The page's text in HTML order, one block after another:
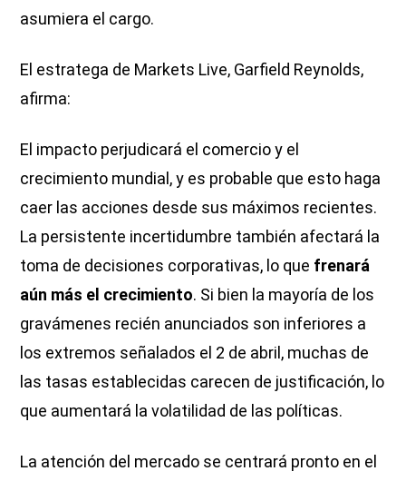
asumiera el cargo.
El estratega de Markets Live, Garfield Reynolds,
afirma:
El impacto perjudicará el comercio y el
crecimiento mundial, y es probable que esto haga
caer las acciones desde sus máximos recientes.
La persistente incertidumbre también afectará la
toma de decisiones corporativas, lo que frenará
aún más el crecimiento. Si bien la mayoría de los
gravámenes recién anunciados son inferiores a
los extremos señalados el 2 de abril, muchas de
las tasas establecidas carecen de justificación, lo
que aumentará la volatilidad de las políticas.
La atención del mercado se centrará pronto en el